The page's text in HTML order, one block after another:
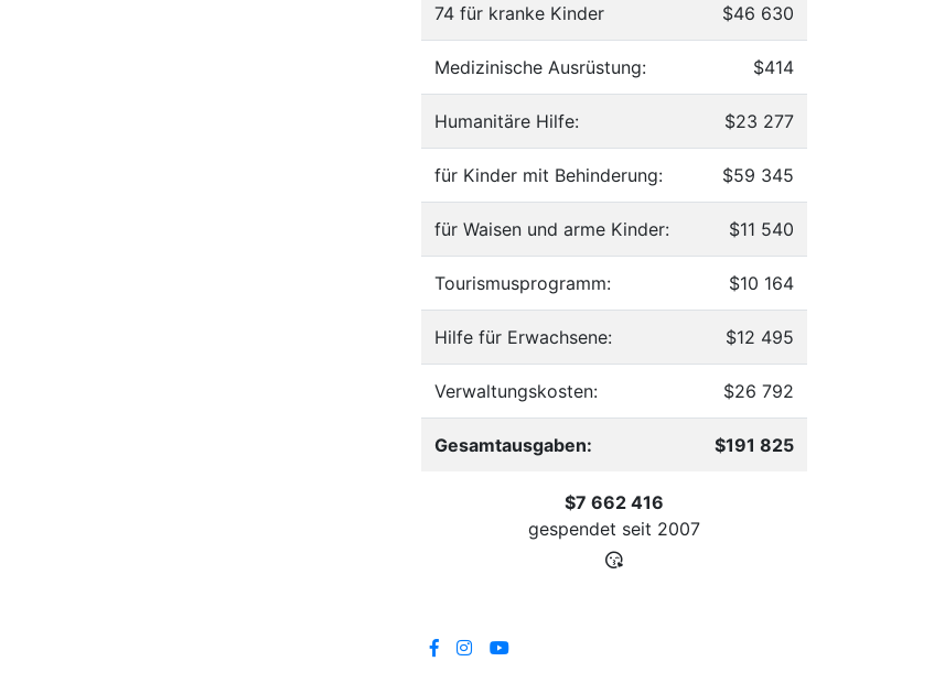
74 für kranke Kinder $46 630
Medizinische Ausrüstung: $414
Humanitäre Hilfe: $23 277
für Kinder mit Behinderung: $59 345
für Waisen und arme Kinder: $11 540
Tourismusprogramm: $10 164
Hilfe für Erwachsene: $12 495
Verwaltungskosten: $26 792
Gesamtausgaben: $191 825
$7 662 416
gespendet seit 2007